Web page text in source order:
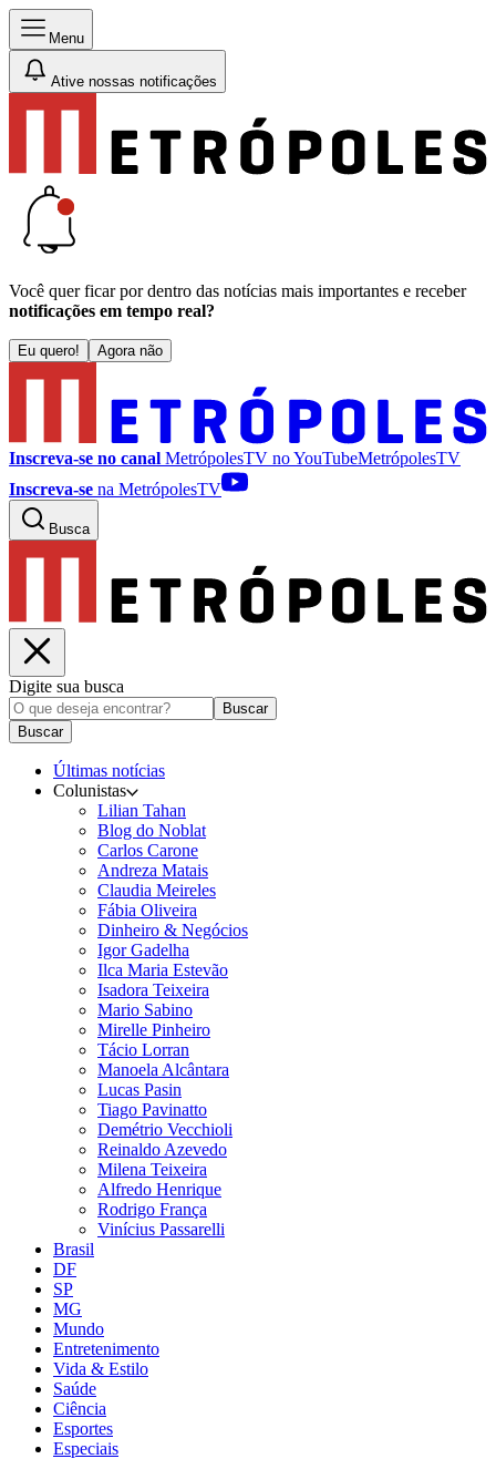
Menu
Ative nossas notificações
Você quer ficar por dentro das notícias mais importantes e receber
notificações em tempo real?
Eu quero! Agora não
Inscreva-se no canal MetrópolesTV noYouTubeMetrópolesTV
Inscreva-se na MetrópolesTV
Busca
Digite sua busca
Buscar
Buscar
Últimas notícias
Colunistas
Lilian Tahan
Blog do Noblat
Carlos Carone
Andreza Matais
Claudia Meireles
Fábia Oliveira
Dinheiro & Negócios
Igor Gadelha
Ilca Maria Estevão
Isadora Teixeira
Mario Sabino
Mirelle Pinheiro
Tácio Lorran
Manoela Alcântara
Lucas Pasin
Tiago Pavinatto
Demétrio Vecchioli
Reinaldo Azevedo
Milena Teixeira
Alfredo Henrique
Rodrigo França
Vinícius Passarelli
Brasil
DF
SP
MG
Mundo
Entretenimento
Vida & Estilo
Saúde
Ciência
Esportes
Especiais